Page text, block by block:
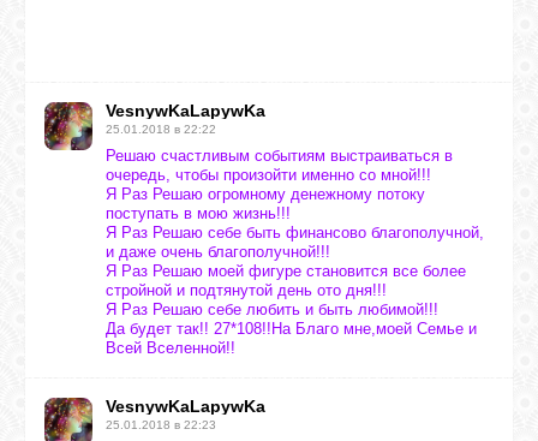
VesnywKaLapywKa
25.01.2018 в 22:22
Решаю счастливым событиям выстраиваться в
очередь, чтобы произойти именно со мной!!!
Я Раз Решаю огромному денежному потоку
поступать в мою жизнь!!!
Я Раз Решаю себе быть финансово благополучной,
и даже очень благополучной!!!
Я Раз Решаю моей фигуре становится все более
стройной и подтянутой день ото дня!!!
Я Раз Решаю себе любить и быть любимой!!!
Да будет так!! 27*108!!На Благо мне,моей Семье и
Всей Вселенной!!
VesnywKaLapywKa
25.01.2018 в 22:23